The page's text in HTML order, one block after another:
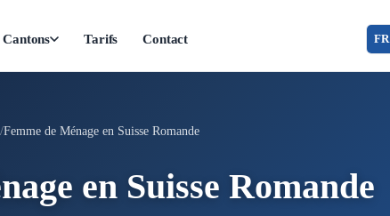
Cantons Tarifs Contact FR
Femme de Ménage en Suisse Romande
en Suisse Romande